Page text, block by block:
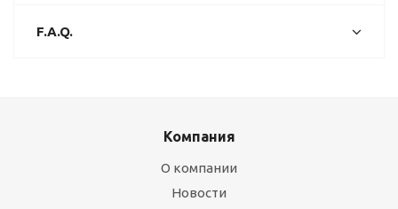
F.A.Q.
Компания
О компании
Новости